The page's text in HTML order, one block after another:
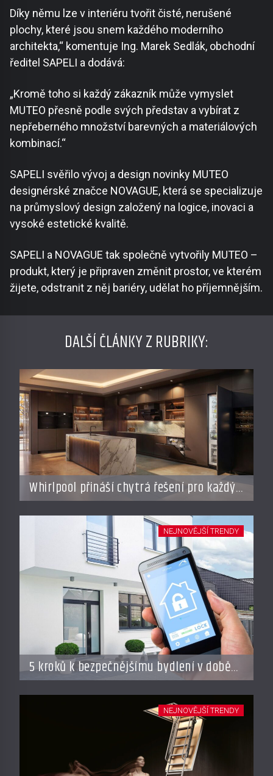
Díky němu lze v interiéru tvořit čisté, nerušené
plochy, které jsou snem každého moderního
architekta,“ komentuje Ing. Marek Sedlák, obchodní
ředitel SAPELI a dodává:
„Kromě toho si každý zákazník může vymyslet
MUTEO přesně podle svých představ a vybírat z
nepřeberného množství barevných a materiálových
kombinací.“
SAPELI svěřilo vývoj a design novinky MUTEO
designérské značce NOVAGUE, která se specializuje
na průmyslový design založený na logice, inovaci a
vysoké estetické kvalitě.
SAPELI a NOVAGUE tak společně vytvořily MUTEO –
produkt, který je připraven změnit prostor, ve kterém
žijete, odstranit z něj bariéry, udělat ho příjemnějším.
DALŠÍ ČLÁNKY Z RUBRIKY:
Whirlpool přináší chytrá řešení pro každý
styl vaření
5 kroků k bezpečnějšímu bydlení v době
dovolené
NEJNOVĚJŠÍ TRENDY
NEJNOVĚJŠÍ TRENDY